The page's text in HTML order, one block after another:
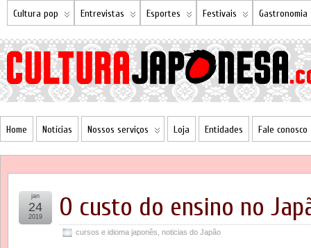
Cultura pop Entrevistas Esportes Festivais Gastronomia
Home Notícias Nossos serviços Loja Entidades Fale conosco
O custo do ensino no
cursos e idioma japonês noticias do Japão
jan
24
2019